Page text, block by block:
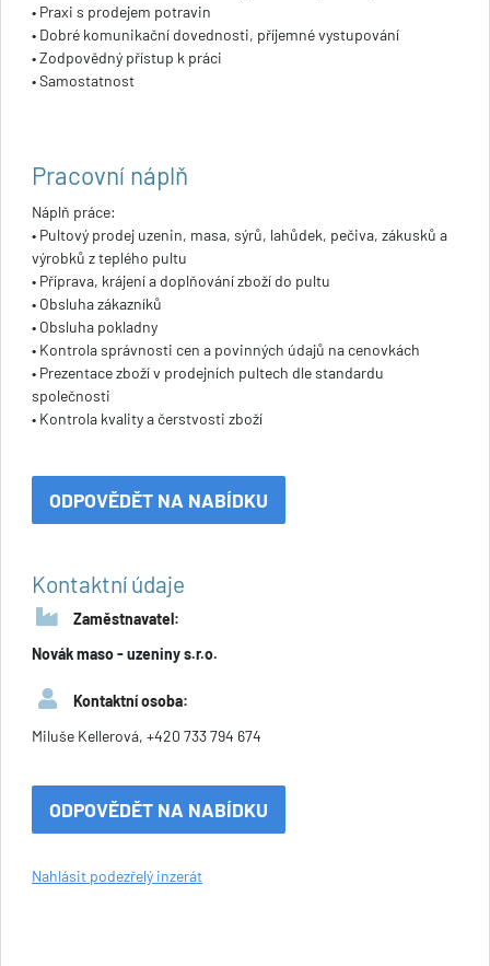
• Praxi s prodejem potravin
• Dobré komunikační dovednosti, příjemné vystupování
• Zodpovědný přístup k práci
• Samostatnost
Pracovní náplň
Náplň práce:
• Pultový prodej uzenin, masa, sýrů, lahůdek, pečiva, zákusků a
výrobků z teplého pultu
• Příprava, krájení a doplňování zboží do pultu
• Obsluha zákazníků
• Obsluha pokladny
• Kontrola správnosti cen a povinných údajů na cenovkách
• Prezentace zboží v prodejních pultech dle standardu
společnosti
• Kontrola kvality a čerstvosti zboží
ODPOVĚDĚT NA NABÍDKU
Kontaktní údaje
Zaměstnavatel:
Novák maso - uzeniny s.r.o.
Kontaktní osoba:
Miluše Kellerová, +420 733 794 674
ODPOVĚDĚT NA NABÍDKU
Nahlásit podezřelý inzerát